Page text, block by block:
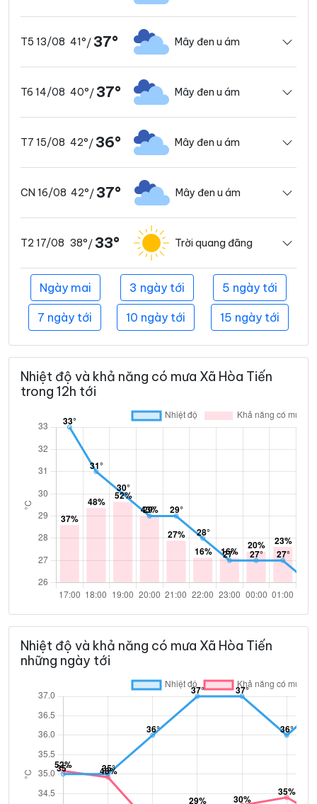
T5 13/08 41°/ 37° Mây đen u ám
T6 14/08 40°/ 37° Mây đen u ám
T7 15/08 42°/ 36° Mây đen u ám
CN 16/08 42°/ 37° Mây đen u ám
T2 17/08 38°/ 33° Trời quang đãng
Ngày mai 3 ngày tới 5 ngày tới
7 ngày tới 10 ngày tới 15 ngày tới
Nhiệt độ và khả năng có mưa Xã Hòa Tiến
trong 12h tới
Nhiệt độ và khả năng có mưa Xã Hòa Tiến
những ngày tới